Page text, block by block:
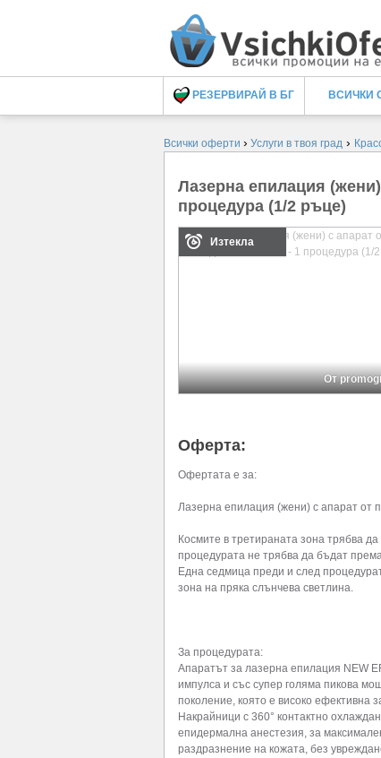
РЕЗЕРВИРАЙ В БГ ВСИЧКИ
Всички оферти › Услуги в твоя град ›
Лазерна епилация
процедура (1/2 ръце)
Изтекла
От
Оферта:
Офертата е за:
Лазерна епилация (жени) с апарат от
Космите в третираната зона трябва
процедурата не трябва да бъдат
Една седмица преди и след
зона на пряка слънчева светлина.
За процедурата:
Апаратът за лазерна епилация NEW
импулса и със супер голяма пикова
поколение, която е високо ефективна
Накрайници с 360° контактно
епидермална анестезия, за
раздразнение на кожата, без